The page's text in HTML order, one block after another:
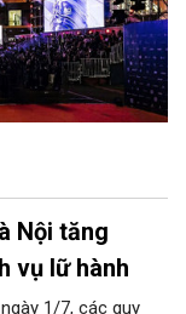
Nội tăng
vụ lữ hành
1/7, các quy